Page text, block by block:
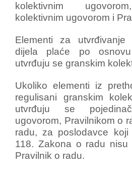
kolektivnim
kolektivnim ugovorom i
Elementi za
dijela plaće po
utvrđuju se granskim
Ukoliko elementi iz
regulisani granskim
utvrđuju se
ugovorom, Pravilnikom o
radu, za poslodavce
118. Zakona o radu nisu
Pravilnik o radu.